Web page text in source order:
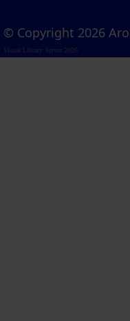
© Copyright 2026
Visual Library Server 2026